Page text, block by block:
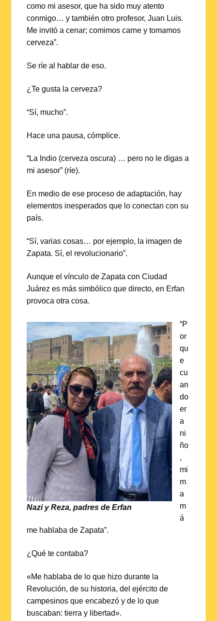
como mi asesor, que ha sido muy atento
conmigo… y también otro profesor, Juan Luis.
Me invitó a cenar; comimos carne y tomamos
cerveza”.
Se ríe al hablar de eso.
¿Te gusta la cerveza?
“Sí, mucho”.
Hace una pausa, cómplice.
“La Indio (cerveza oscura) … pero no le digas a
mi asesor” (ríe).
En medio de ese proceso de adaptación, hay
elementos inesperados que lo conectan con su
país.
“Sí, varias cosas… por ejemplo, la imagen de
Zapata. Sí, el revolucionario”.
Aunque el vínculo de Zapata con Ciudad
Juárez es más simbólico que directo, en Erfan
provoca otra cosa.
Nazi y Reza, padres de Erfan
“P
or
qu
e
cu
an
do
er
a
ni
ño
,
mi
m
a
m
á
me hablaba de Zapata”.
¿Qué te contaba?
«Me hablaba de lo que hizo durante la
Revolución, de su historia, del ejército de
campesinos que encabezó y de lo que
buscaban: tierra y libertad».